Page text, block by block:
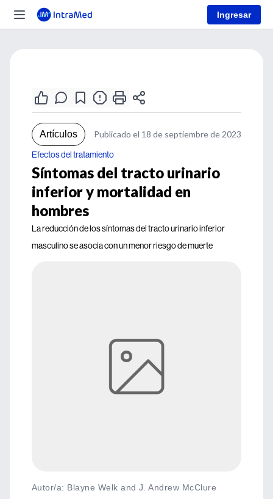
Ingresar
Artículos Publicado el 18 de septiembre de 2023
Efectos del tratamiento
Síntomas del tracto urinario
inferior y mortalidad en
hombres
La reducción de los síntomas del tracto urinario inferior
masculino se asocia con un menor riesgo de muerte
Autor/a: Blayne Welk and J. Andrew McClure